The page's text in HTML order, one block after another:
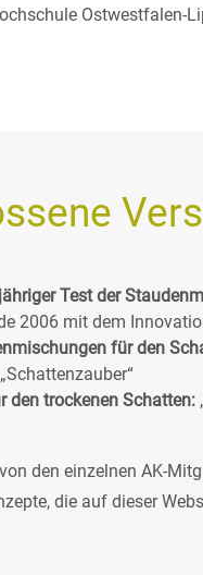
Ostwestfalen-
Test der
2006 mit dem
für den
den trockenen Schatten:
den einzelnen AK-
die auf dieser